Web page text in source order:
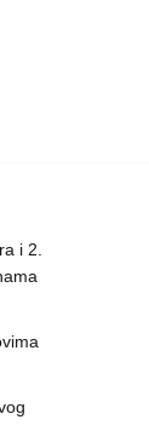
i 2.